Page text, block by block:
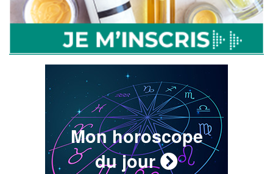
Mon horoscope
du jour